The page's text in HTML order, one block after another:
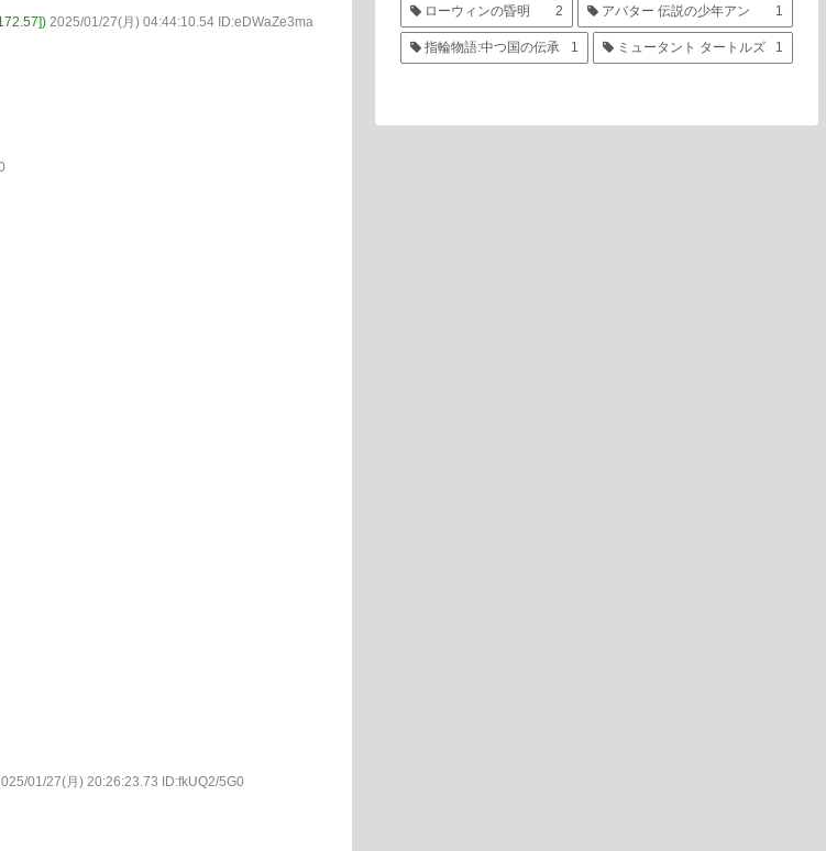
2025/01/27(月) 04:44:10.54 ID:eDWaZe3ma
01/27(月) 20:26:23.73 ID:fkUQ2/5G0
ローウィンの昏明 2 アバター 伝説の少年アン 1
指輪物語:中つ国の伝承 1 ミュータント タートルズ 1